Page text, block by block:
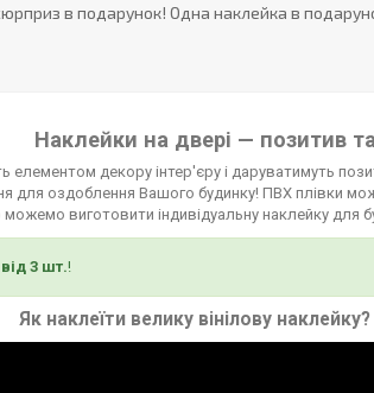
в подарунок! Одна наклейка в
Наклейки на двері — позитив
елементом декору інтер'єру і даруватимуть
для оздоблення Вашого будинку! ПВХ плівки
можемо виготовити індивідуальну наклейку для
від 3 шт.!
Як наклеїти велику вінілову наклейку?